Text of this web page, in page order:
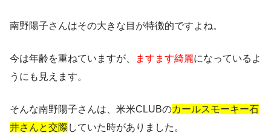
南野陽子さんはその大きな目が特徴的ですよね。
今は年齢を重ねていますが、 ますます綺麗になっているよ
うにも見えます。
そんな南野陽子さんは、米米CLUBのカールスモーキー石
井さんと交際 していた時がありました。